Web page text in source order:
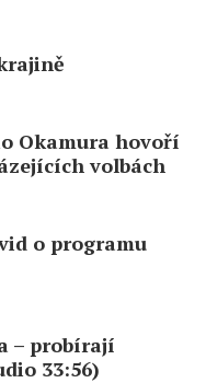
Okamura hovoří
volbách
o programu
– probírají
33:56)